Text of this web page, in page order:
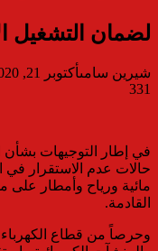
لضمان التشغيل
شيرين سامىأكتوبر 21, 2020
331
في إطار التوجيهات بشأن
حالات عدم الاستقرار في
مائية ورياح وأمطار على
القادمة.
وحرصاً من قطاع الكهرباء